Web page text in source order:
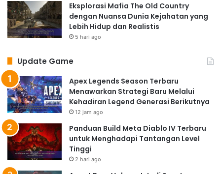
Eksplorasi Mafia The Old Country
dengan Nuansa Dunia Kejahatan yang
Lebih Hidup dan Realistis
5 hari ago
Update Game
Apex Legends Season Terbaru
Menawarkan Strategi Baru Melalui
Kehadiran Legend Generasi Berikutnya
12 jam ago
Panduan Build Meta Diablo IV Terbaru
untuk Menghadapi Tantangan Level
Tinggi
2 hari ago